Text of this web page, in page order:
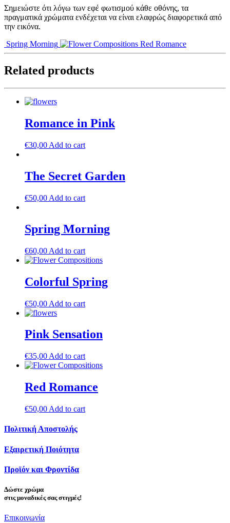
Σημειώστε ότι λόγω των εφέ φωτισμού κάθε οθόνης, τα
πραγματικά χρώματα ενδέχεται να είναι ελαφρώς διαφορετικά από
την εικόνα.
Spring Morning
Red Romance
Related products
Romance in Pink
€30,00 Add to cart
The Secret Garden
€50,00 Add to cart
Spring Morning
€60,00 Add to cart
Colorful Spring
€50,00 Add to cart
Pink Sensation
€35,00 Add to cart
Red Romance
€50,00 Add to cart
Πολιτική Αποστολής
Εξαιρετική Ποιότητα
Προϊόν και Φροντίδα
Δώστε χρώμα
στις μοναδικές σας στιγμές!
Επικοινωνία